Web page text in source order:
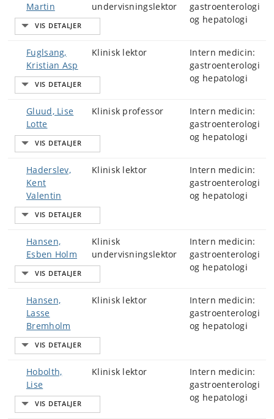
Martin
undervisningslektor
gastroenterologi
og hepatologi
Fuglsang,
Kristian Asp
Klinisk lektor
Intern medicin:
gastroenterologi
og hepatologi
Gluud, Lise
Lotte
Klinisk professor
Intern medicin:
gastroenterologi
og hepatologi
Haderslev,
Kent
Valentin
Klinisk lektor
Intern medicin:
gastroenterologi
og hepatologi
Hansen,
Esben Holm
Klinisk
undervisningslektor
Intern medicin:
gastroenterologi
og hepatologi
Hansen,
Lasse
Bremholm
Klinisk lektor
Intern medicin:
gastroenterologi
og hepatologi
Hobolth,
Lise
Klinisk lektor
Intern medicin:
gastroenterologi
og hepatologi